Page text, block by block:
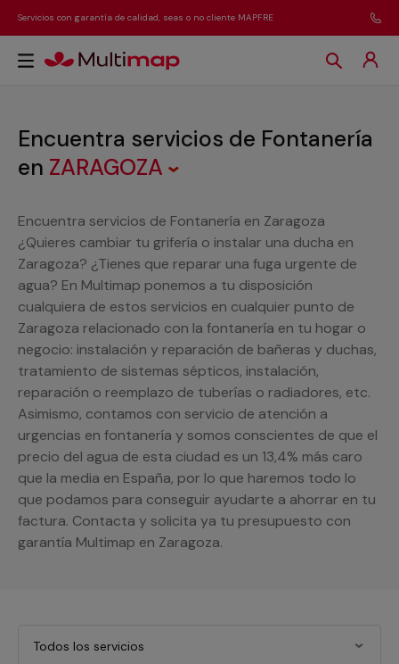
Servicios con garantía de calidad, seas o no cliente MAPFRE
Encuentra servicios de Fontanería
en ZARAGOZA
Encuentra servicios de Fontanería en Zaragoza
¿Quieres cambiar tu grifería o instalar una ducha en
Zaragoza? ¿Tienes que reparar una fuga urgente de
agua? En Multimap ponemos a tu disposición
cualquiera de estos servicios en cualquier punto de
Zaragoza relacionado con la fontanería en tu hogar o
negocio: instalación y reparación de bañeras y duchas,
tratamiento de sistemas sépticos, instalación,
reparación o reemplazo de tuberías o radiadores, etc.
Asimismo, contamos con servicio de atención a
urgencias en fontanería y somos conscientes de que el
precio del agua de esta ciudad es un 13,4% más caro
que la media en España, por lo que haremos todo lo
que podamos para conseguir ayudarte a ahorrar en tu
factura. Contacta y solicita ya tu presupuesto con
garantía Multimap en Zaragoza.
Todos los servicios